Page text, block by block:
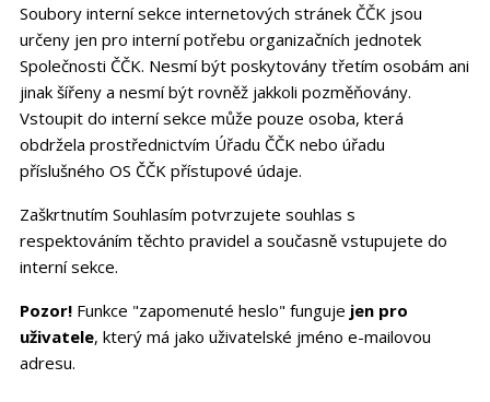
Soubory interní sekce internetových stránek ČČK jsou
určeny jen pro interní potřebu organizačních jednotek
Společnosti ČČK. Nesmí být poskytovány třetím osobám ani
jinak šířeny a nesmí být rovněž jakkoli pozměňovány.
Vstoupit do interní sekce může pouze osoba, která
obdržela prostřednictvím Úřadu ČČK nebo úřadu
příslušného OS ČČK přístupové údaje.
Zaškrtnutím Souhlasím potvrzujete souhlas s
respektováním těchto pravidel a současně vstupujete do
interní sekce.
Pozor!Funkce "zapomenuté heslo" funguje jen pro
uživatele, který má jako uživatelské jméno e-mailovou
adresu.